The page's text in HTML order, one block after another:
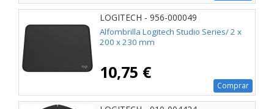
LOGITECH - 956-000049
Alfombrilla Logitech Studio Series/ 2 x
200 x 230 mm
10,75 €
Comprar